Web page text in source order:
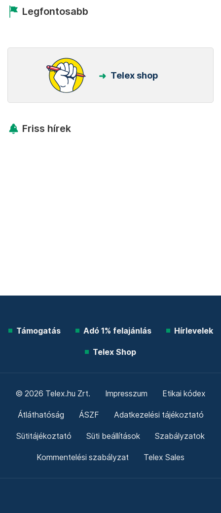
Legfontosabb
Telex shop
Friss hírek
Támogatás Adó 1% felajánlás Hírlevelek
Telex Shop
© 2026 Telex.hu Zrt. Impresszum Etikai kódex
Átláthatóság ÁSZF Adatkezelési tájékoztató
Sütitájékoztató Süti beállítások Szabályzatok
Kommentelési szabályzat Telex Sales